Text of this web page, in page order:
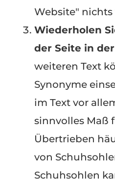
Website" nichts
Wiederholen
der Seite in
weiteren Text
Synonyme
im Text vor
sinnvolles Maß
Übertrieben
von
Schuhsohlen